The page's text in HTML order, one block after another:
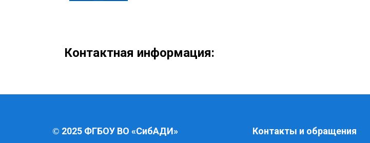
Контактная информация:
© 2025 ФГБОУ ВО «СибАДИ» Контакты и обращения